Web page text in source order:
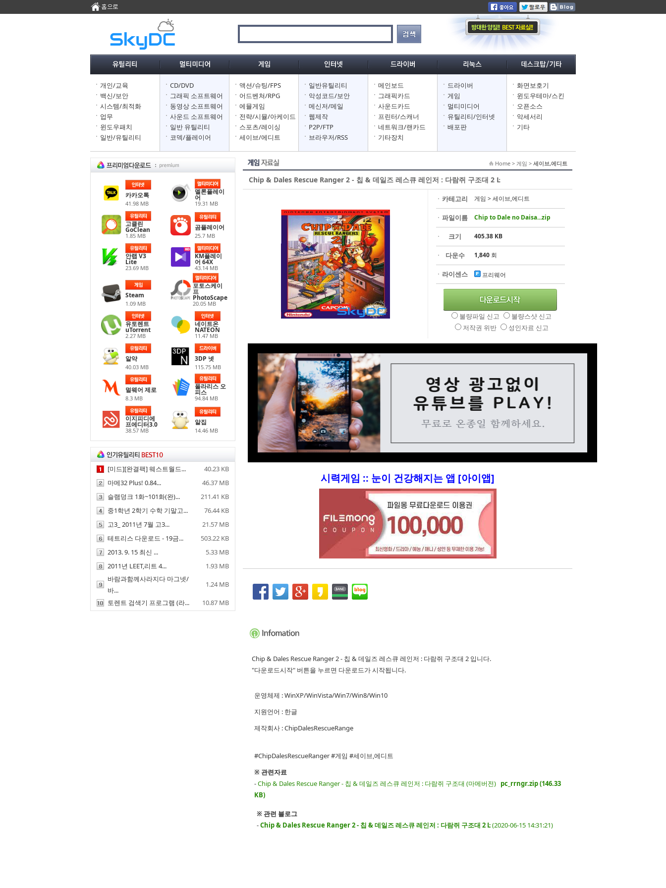
개인/교육
백신/보안
시스템/최적화
업무
윈도우패치
일반/유틸리티
CD/DVD
그래픽 소프트웨어
동영상 소프트웨어
사운드 소프트웨어
일반 유틸리티
코덱/플레이어
액션/슈팅/FPS
어드벤쳐/RPG
에뮬게임
전략/시뮬/아케이드
스포츠/레이싱
세이브/에디트
일반유틸리티
악성코드/보안
메신저/메일
웹제작
P2P/FTP
브라우저/RSS
메인보드
그래픽카드
사운드카드
프린터/스캐너
네트워크/랜카드
기타장치
드라이버
게임
멀티미디어
유틸리티/인터넷
배포판
화면보호기
윈도우테마/스킨
오픈소스
악세서리
기타
카카오톡
41.98 MB
멜론플레이
어
19.31 MB
고클린
GoClean
1.85 MB
곰플레이어
25.7 MB
안랩 V3
Lite
23.69 MB
KM플레이
어 64X
43.14 MB
Steam
1.09 MB
포토스케이
프
PhotoScape
20.05 MB
유토렌트
uTorrent
2.27 MB
네이트온
NATEON
11.47 MB
알약
40.03 MB
3DP 넷
115.75 MB
멀웨어 제로
8.3 MB
폴라리스 오
피스
94.84 MB
이지피디에
프에디터3.0
38.57 MB
알집
14.46 MB
[미드][완결팩] 웨스트월드...
40.23 KB
마메32 Plus! 0.84...
46.37 MB
슬램덩크 1화~101화(완)...
211.41 KB
중1학년 2학기 수학 기말고...
76.44 KB
고3_ 2011년 7월 고3...
21.57 MB
테트리스 다운로드 - 19금...
503.22 KB
2013. 9. 15 최신 ...
5.33 MB
2011년 LEET,리트 4...
1.93 MB
바람과함께사라지다 마그넷/
바...
1.24 MB
토렌트 검색기 프로그램 (라... 10.87 MB
Home > 게임 > 세이브,에디트
Chip & Dales Rescue Ranger 2 - 칩 & 데일즈 레스큐 레인저 : 다람쥐 구조대 2 Ŀ
카테고리 게임 > 세이브,에디트
파일이름 Chip to Dale no Daisa...zip
크기 405.38 KB
다운수 1,840회
라이센스 프리웨어
불량파일 신고
불량스샷 신고
저작권 위반
성인자료 신고
시력게임 :: 눈이 건강해지는 앱 [아이앱]
Chip & Dales Rescue Ranger 2 - 칩 & 데일즈 레스큐 레인저 : 다람쥐 구조대 2 입니다.
"다운로드시작" 버튼을 누르면 다운로드가 시작됩니다.
운영체제 : WinXP/WinVista/Win7/Win8/Win10
지원언어 : 한글
제작회사 : ChipDalesRescueRange
#ChipDalesRescueRanger #게임 #세이브,에디트
※ 관련자료
-Chip & Dales Rescue Ranger - 칩 & 데일즈 레스큐 레인저 : 다람쥐 구조대 (마메버전) pc_rrngr.zip (146.33
KB)
※ 관련 블로그
-Chip & Dales Rescue Ranger 2 - 칩 & 데일즈 레스큐 레인저 : 다람쥐 구조대 2 Ŀ(2020-06-15 14:31:21)